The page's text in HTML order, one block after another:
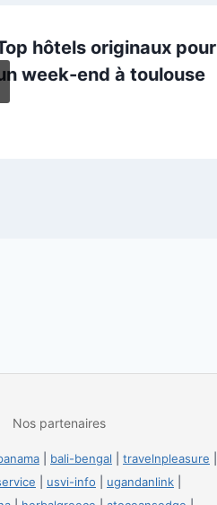
hôtels originaux pour
week-end à toulouse
Nos partenaires
bali-bengal travelnpleasure
usvi-info ugandanlink